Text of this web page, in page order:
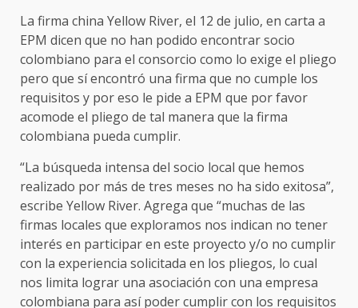
La firma china Yellow River, el 12 de julio, en carta a
EPM dicen que no han podido encontrar socio
colombiano para el consorcio como lo exige el pliego
pero que sí encontró una firma que no cumple los
requisitos y por eso le pide a EPM que por favor
acomode el pliego de tal manera que la firma
colombiana pueda cumplir.
“La búsqueda intensa del socio local que hemos
realizado por más de tres meses no ha sido exitosa”,
escribe Yellow River. Agrega que “muchas de las
firmas locales que exploramos nos indican no tener
interés en participar en este proyecto y/o no cumplir
con la experiencia solicitada en los pliegos, lo cual
nos limita lograr una asociación con una empresa
colombiana para así poder cumplir con los requisitos